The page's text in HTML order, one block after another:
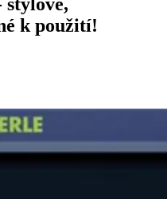
k použití!